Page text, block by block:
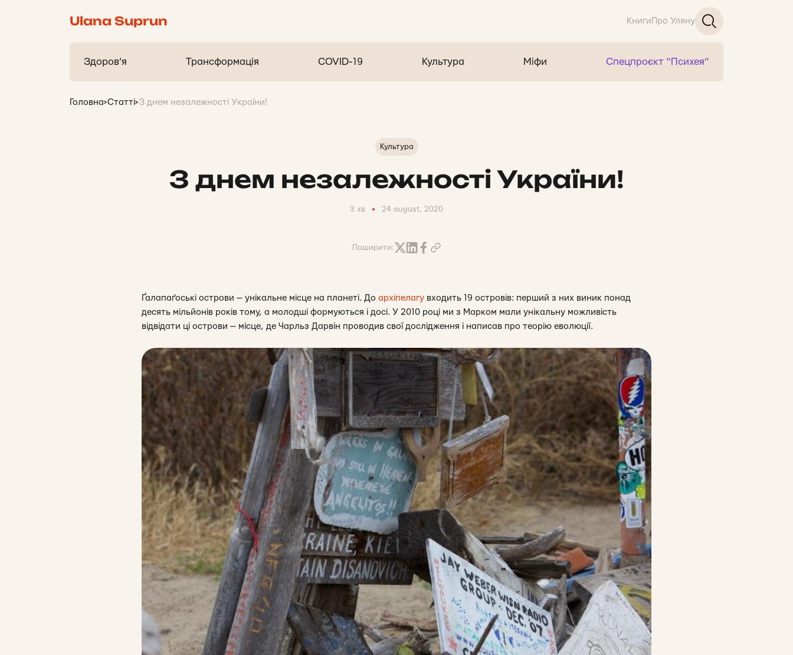
Ulana Suprun Книги Про Уляну
Здоров’я Трансформація COVID-19 Культура Міфи Спецпроєкт “Психея”
Головна>Статті>З днем незалежності України!
Культура
З днем незалежності України!
3 хв 24 august, 2020
Поширити:
Ґалапаґоські острови — унікальне місце на планеті. До архіпелагу входить 19 островів: перший з них виник понад
десять мільйонів років тому, а молодші формуються і досі. У 2010 році ми з Марком мали унікальну можливість
відвідати ці острови — місце, де Чарльз Дарвін проводив свої дослідження і написав про теорію еволюції.